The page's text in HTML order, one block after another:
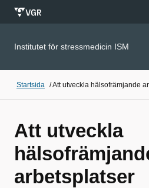
Institutet för stressmedicin ISM
Startsida /Att utveckla hälsofrämjande
Att utveckla
arbetsplatser